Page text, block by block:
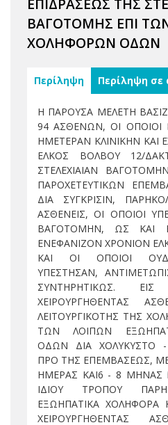
ΕΠΙΔΡΑΣΕΩΣ ΤΗΣ
ΒΑΓΟΤΟΜΗΣ ΕΠΙ
ΧΟΛΗΦΟΡΩΝ ΟΔΩΝ
Περίληψη Περίληψη
Η ΠΑΡΟΥΣΑ ΜΕΛΕΤΗ
94 ΑΣΘΕΝΩΝ, ΟΙ ΟΠΟΙΟΙ
ΗΜΕΤΕΡΑΝ ΚΛΙΝΙΚΗΝ ΚΑΙ
ΕΛΚΟΣ ΒΟΛΒΟΥ 12/
ΣΤΕΛΕΧΙΑΙΑΝ
ΠΑΡΟΧΕΤΕΥΤΙΚΩΝ
ΔΙΑ ΣΥΓΚΡΙΣΙΝ,
ΑΣΘΕΝΕΙΣ, ΟΙ ΟΠΟΙΟΙ
ΒΑΓΟΤΟΜΗΝ, ΩΣ ΚΑΙ
ΕΝΕΦΑΝΙΖΟΝ ΧΡΟΝΙΟΝ
ΚΑΙ ΟΙ ΟΠΟΙΟΙ
ΥΠΕΣΤΗΣΑΝ,
ΣΥΝΤΗΡΗΤΙΚΩΣ.
ΧΕΙΡΟΥΡΓΗΘΕΝΤΑΣ
ΛΕΙΤΟΥΡΓΙΚΟΤΗΣ ΤΗΣ
ΤΩΝ ΛΟΙΠΩΝ
ΟΔΩΝ ΔΙΑ ΧΟΛΥΚΥΣΤΟ -
ΠΡΟ ΤΗΣ ΕΠΕΜΒΑΣΕΩΣ,
ΗΜΕΡΑΣ ΚΑΙ6 - 8 ΜΗΝΑΣ
ΙΔΙΟΥ ΤΡΟΠΟΥ
ΕΞΩΗΠΑΤΙΚΑ ΧΟΛΗΦΟΡΑ
ΧΕΙΡΟΥΡΓΗΘΕΝΤΑΣ